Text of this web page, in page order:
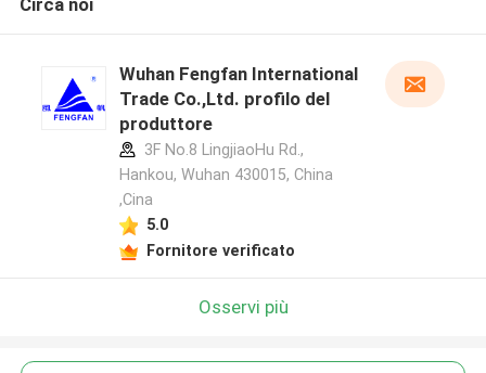
Circa noi
Wuhan Fengfan International
Trade Co.,Ltd. profilo del
produttore
3F No.8 LingjiaoHu Rd.,
Hankou, Wuhan 430015, China
,Cina
5.0
Fornitore verificato
Osservi più